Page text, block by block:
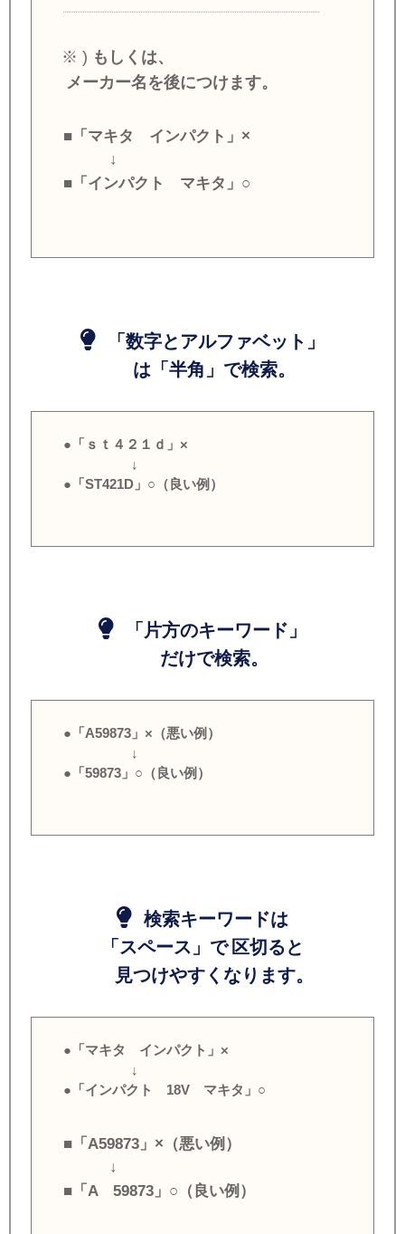
※ ) もしくは、
メーカー名を後につけます。
■「マキタ インパクト」×
↓
■「インパクト マキタ」○
「数字とアルファベット」
は「半角」で検索。
●「ｓｔ４２１ｄ」×
↓
●「ST421D」○（良い例）
「片方のキーワード」
だけで検索。
●「A59873」×（悪い例）
↓
●「59873」○（良い例）
検索キーワードは
「スペース」で 区切ると
見つけやすくなります。
●「マキタ インパクト」×
↓
●「インパクト 18V マキタ」○
■「A59873」×（悪い例）
↓
■「A 59873」○（良い例）